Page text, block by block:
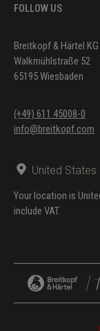
FOLLOW US
Breitkopf & Härtel KG
Walkmühlstraße 52
65195 Wiesbaden
(+49) 611 45008-0
info@breitkopf.com
United
Your location is
include VAT.